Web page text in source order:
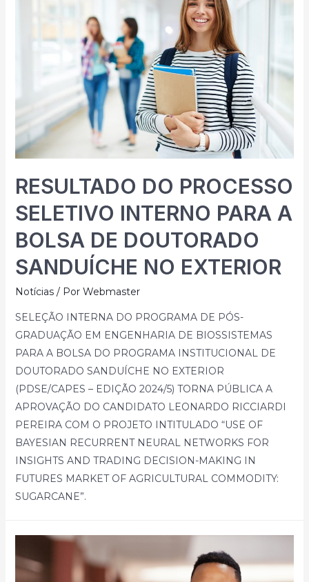
RESULTADO DO PROCESSO
SELETIVO INTERNO PARA A
BOLSA DE DOUTORADO
SANDUÍCHE NO EXTERIOR
Notícias/ Por Webmaster
SELEÇÃO INTERNA DO PROGRAMA DE PÓS-
GRADUAÇÃO EM ENGENHARIA DE BIOSSISTEMAS
PARA A BOLSA DO PROGRAMA INSTITUCIONAL DE
DOUTORADO SANDUÍCHE NO EXTERIOR
(PDSE/CAPES – EDIÇÃO 2024/5) TORNA PÚBLICA A
APROVAÇÃO DO CANDIDATO LEONARDO RICCIARDI
PEREIRA COM O PROJETO INTITULADO “USE OF
BAYESIAN RECURRENT NEURAL NETWORKS FOR
INSIGHTS AND TRADING DECISION-MAKING IN
FUTURES MARKET OF AGRICULTURAL COMMODITY:
SUGARCANE”.